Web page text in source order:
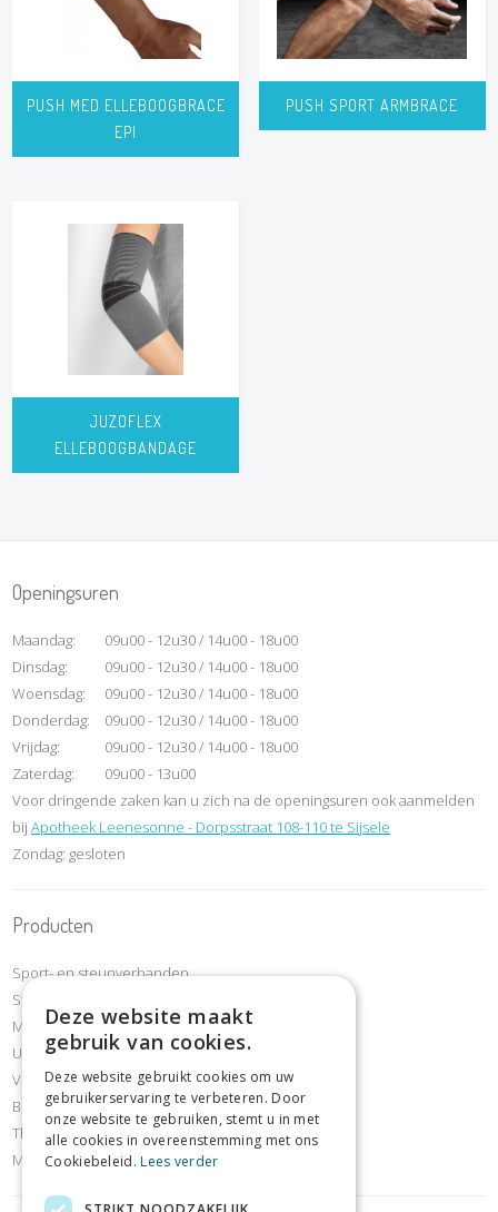
PUSH MED ELLEBOOGBRACE
EPI
PUSH SPORT ARMBRACE
JUZOFLEX
ELLEBOOGBANDAGE
Openingsuren
Maandag:
09u00 - 12u30 / 14u00 - 18u00
Dinsdag:
09u00 - 12u30 / 14u00 - 18u00
Woensdag:
09u00 - 12u30 / 14u00 - 18u00
Donderdag:
09u00 - 12u30 / 14u00 - 18u00
Vrijdag:
09u00 - 12u30 / 14u00 - 18u00
Zaterdag:
09u00 - 13u00
Voor dringende zaken kan u zich na de openingsuren ook aanmelden
bijApotheek Leenesonne - Dorpsstraat 108-110 te Sijsele
Zondag: gesloten
Producten
Sport- en steunverbanden
Steunkousen compressiekousen
Mobiliteit & revalidatie
Urineverliesartikelen
Voet- en schoenafdeling
Borstafdeling
Thuiszorg- en comfortartikelen
Meettoestellen
Deze website maakt
gebruik van cookies.
Deze website gebruikt cookies om uw
gebruikerservaring te verbeteren. Door
onze website te gebruiken, stemt u in met
alle cookies in overeenstemming met ons
Cookiebeleid.Lees verder